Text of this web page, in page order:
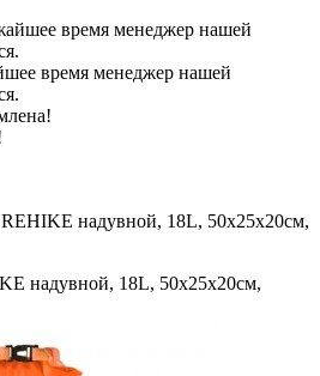
время менеджер нашей
время менеджер нашей
надувной, 18L, 50х25х20см,
надувной, 18L, 50х25х20см,